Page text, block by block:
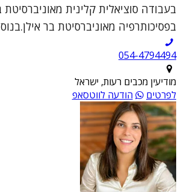
בעבודה סוציאלית קלינית מאוניברסיטת
בפסיכותרפיה מאוניברסיטת בר
054-4794494
מודיעין מכבים רעות, ישראל
לפרטים
הודעה לווטסאפ